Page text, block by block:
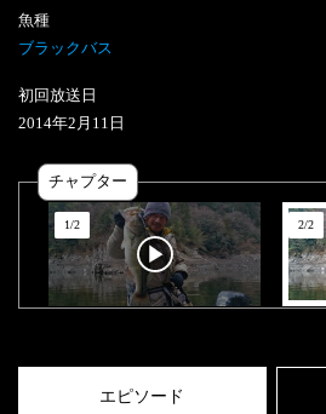
魚種
ブラックバス
初回放送日
2014年2 月 11 日
チャプター
1/2 2/2
エピソード